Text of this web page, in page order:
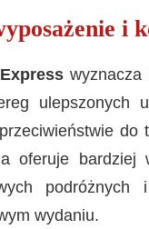
i
wyznacza
ulepszonych
do
oferuje bardziej
podróżnych
wydaniu.